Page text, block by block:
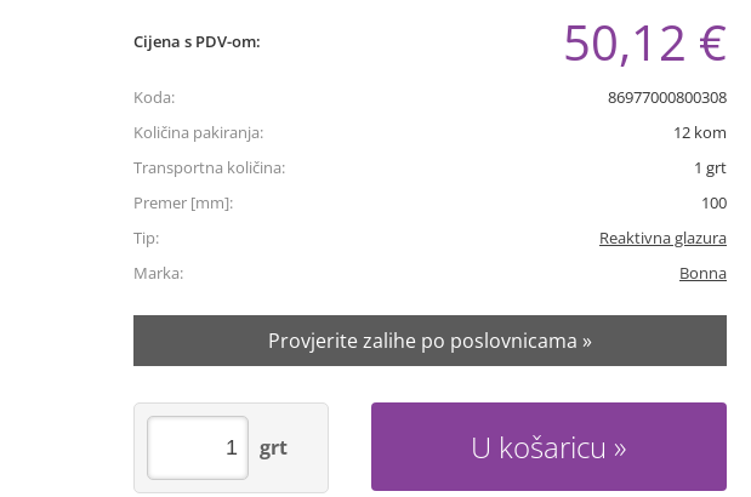
Cijena s PDV-om: 50,12 €
Koda:
86977000800308
Količina pakiranja:
12 kom
Transportna količina:
1 grt
Premer [mm]:
100
Tip:
Reaktivna glazura
Marka:
Bonna
Provjerite zalihe po poslovnicama »
U košaricu
grt